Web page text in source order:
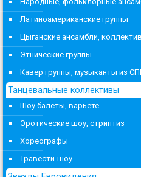
Латиноамериканские группы
Цыганские ансамбли,
Этнические группы
Кавер группы, музыканты из
Танцевальные коллективы
Шоу балеты, варьете
Эротические шоу, стриптиз
Хореографы
Травести-шоу